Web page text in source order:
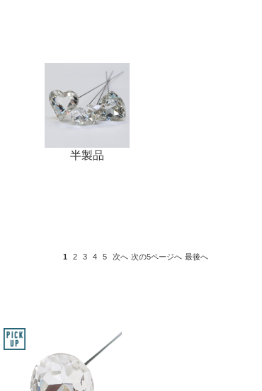
半製品
1 2 3 4 5 次へ 次の5ページへ 最後へ